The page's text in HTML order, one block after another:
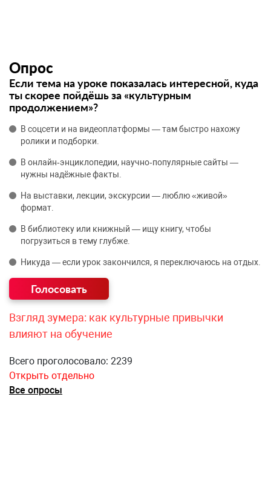
Опрос
Если тема на уроке показалась интересной, куда
ты скорее пойдёшь за «культурным
продолжением»?
В соцсети и на видеоплатформы — там быстро нахожу
ролики и подборки.
В онлайн‑энциклопедии, научно‑популярные сайты —
нужны надёжные факты.
На выставки, лекции, экскурсии — люблю «живой»
формат.
В библиотеку или книжный — ищу книгу, чтобы
погрузиться в тему глубже.
Никуда — если урок закончился, я переключаюсь на отдых.
Взгляд зумера: как культурные привычки
влияют на обучение
Всего проголосовало: 2239
Открыть отдельно
Все опросы